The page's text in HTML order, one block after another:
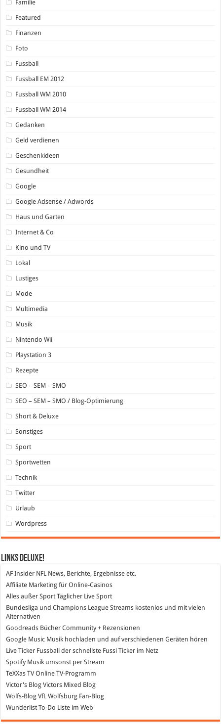
Familie
Featured
Finanzen
Foto
Fussball
Fussball EM 2012
Fussball WM 2010
Fussball WM 2014
Gedanken
Geld verdienen
Geschenkideen
Gesundheit
Google
Google Adsense / Adwords
Haus und Garten
Internet & Co
Kino und TV
Lokal
Lustiges
Mode
Multimedia
Musik
Nintendo Wii
Playstation 3
Rezepte
SEO – SEM – SMO
SEO – SEM – SMO / Blog-Optimierung
Short & Deluxe
Sonstiges
Sport
Sportwetten
Technik
Twitter
Urlaub
Wordpress
Links DeLuXe!
AF Insider NFL News, Berichte, Ergebnisse etc.
Affiliate Marketing für Online-Casinos
Alles außer SportTäglicher Live Sport
Bundesliga und Champions League Streams kostenlos und mit vielen
Alternativen
Goodreads Bücher Community + Rezensionen
Google Music Musik hochladen und auf verschiedenen Geräten hören
Live Ticker Fussball
der schnellste Fussi Ticker im Netz
SpotifyMusik umsonst per Stream
TeXXas TVOnline TV-Programm
Victor's Blog Victors Mixed Blog
Wolfs-Blog VfL Wolfsburg Fan-Blog
WunderlistTo-Do Liste im Web